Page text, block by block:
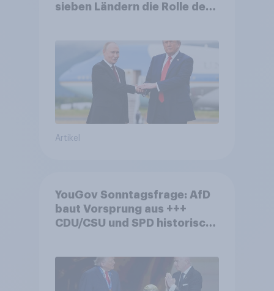
sieben Ländern die Rolle der
Bedrohungen und Bündnisse
bewerten
Artikel
YouGov Sonntagsfrage: AfD
baut Vorsprung aus +++
CDU/CSU und SPD historisch
Fußball-WM ohne Politik